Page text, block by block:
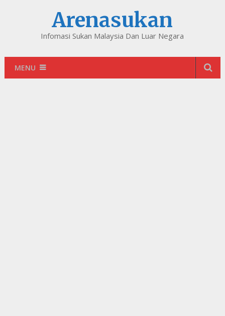
Arenasukan
Infomasi Sukan Malaysia Dan Luar Negara
MENU